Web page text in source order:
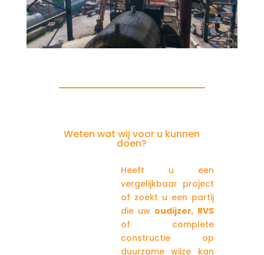
Weten wat wij voor u kunnen
doen?
Heeft u een
vergelijkbaar project
of zoekt u een partij
die uw oudijzer, RVS
of complete
constructie op
duurzame wijze kan